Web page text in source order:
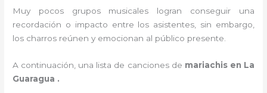
Muy pocos grupos musicales logran conseguir una
recordación o impacto entre los asistentes, sin embargo,
los charros reúnen y emocionan al público presente.
A continuación, una lista de canciones de mariachis en La
Guaragua .